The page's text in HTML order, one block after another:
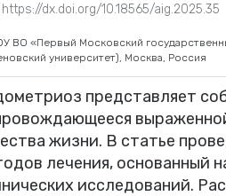
ВО «Первый Московский
университет), Москва, Россия
представляет
жизни. В статье
лечения, основанный
исследований.
https://dx.doi.org/10.18565/aig.2025.35